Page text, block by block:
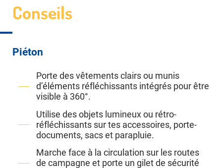
Conseils
Piéton
Porte des vêtements clairs ou munis
d’éléments réfléchissants intégrés pour être
visible à 360°.
Utilise des objets lumineux ou rétro-
réfléchissants sur tes accessoires, porte-
documents, sacs et parapluie.
Marche face à la circulation sur les routes
de campagne et porte un gilet de sécurité